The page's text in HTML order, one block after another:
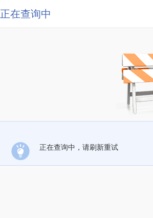
正在查询中
正在查询中，请刷新重试